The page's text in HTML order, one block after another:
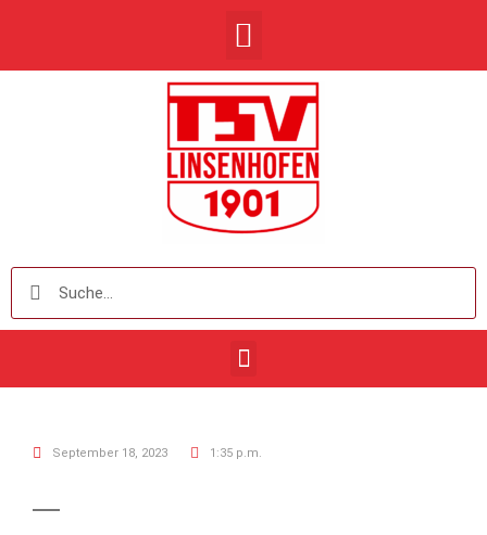
September 18, 2023 1:35 p.m.